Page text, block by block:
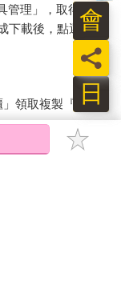
牲其他社會而來。
以，更多生產與更
東思想退場後的復
，中歐與東歐的開
義大利的勞工忍受
。事實上，較低的
，是世界各地的富
領袖的選擇所造
，世界經濟大餅縮
生活，甚至讓愈來
理」，取得通行
下載後，點選任一
領取複製『兌換
能以金石堂專屬
日
員
會